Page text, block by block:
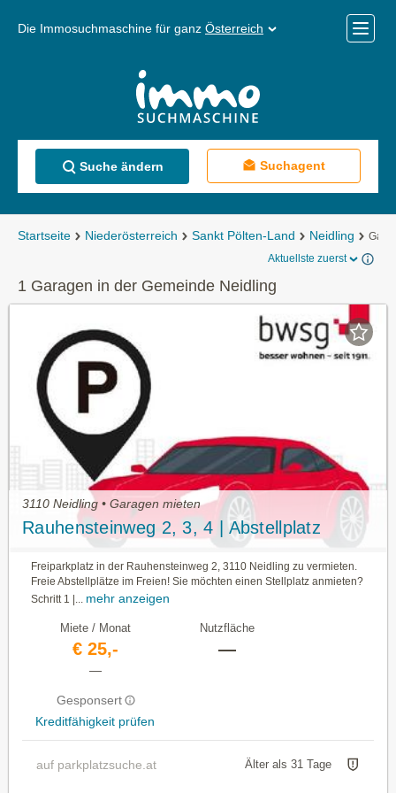
Die Immosuchmaschine für ganz Österreich
Menü
Suche ändern Suchagent
Startseite Niederösterreich Sankt Pölten-Land Neidling
Aktuellste zuerst
1 Garagen in der Gemeinde Neidling
3110 Neidling • Garagen mieten
Rauhensteinweg 2, 3, 4 | Abstellplatz
Freiparkplatz in der Rauhensteinweg 2, 3110 Neidling zu vermieten.
Freie Abstellplätze im Freien! Sie möchten einen Stellplatz anmieten?
Schritt 1 |...
mehr anzeigen
Miete / Monat
€ 25,-
—
Gesponsert
Kreditfähigkeit prüfen
Nutzfläche
—
auf parkplatzsuche.at Älter als 31 Tage